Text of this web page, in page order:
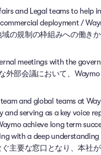
and Legal teams to help
deployment /
の規制の枠組みへの働き
meetings with the
部会議において、
and global teams at
serving as a key voice
achieve long term
with a deep understanding
主要な窓口となり、本社